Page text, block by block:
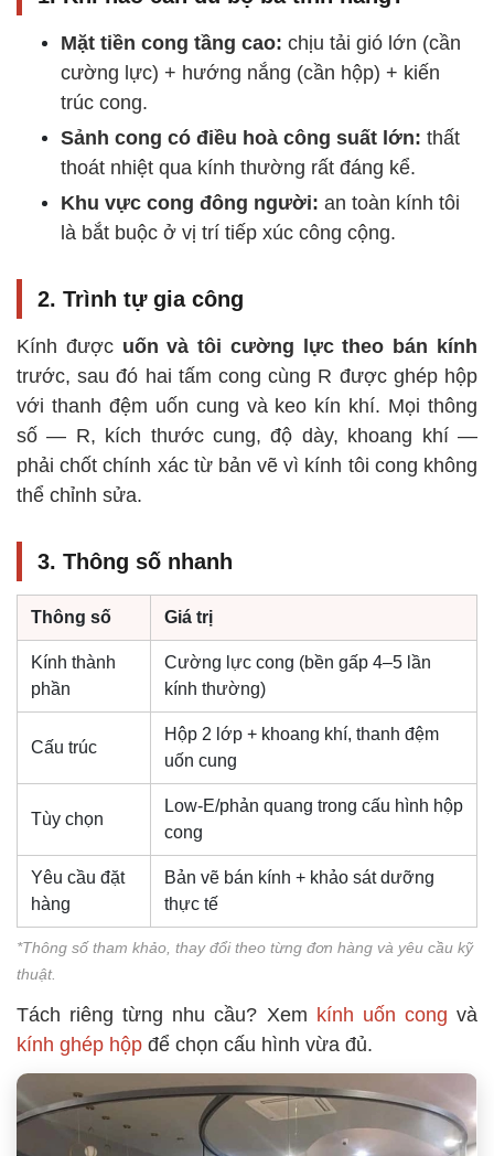
Mặt tiền cong tầng cao: chịu tải gió lớn (cần
cường lực) + hướng nắng (cần hộp) + kiến
trúc cong.
Sảnh cong có điều hoà công suất lớn: thất
thoát nhiệt qua kính thường rất đáng kể.
Khu vực cong đông người: an toàn kính tôi
là bắt buộc ở vị trí tiếp xúc công cộng.
2. Trình tự gia công
Kính được uốn và tôi cường lực theo bán kính
trước, sau đó hai tấm cong cùng R được ghép hộp
với thanh đệm uốn cung và keo kín khí. Mọi thông
số — R, kích thước cung, độ dày, khoang khí —
phải chốt chính xác từ bản vẽ vì kính tôi cong không
thể chỉnh sửa.
3. Thông số nhanh
Thông số Giá trị
Kính thành
phần
Cường lực cong (bền gấp 4–5 lần
kính thường)
Cấu trúc
Hộp 2 lớp + khoang khí, thanh đệm
uốn cung
Tùy chọn
Low-E/phản quang trong cấu hình hộp
cong
Yêu cầu đặt
hàng
Bản vẽ bán kính + khảo sát dưỡng
thực tế
*Thông số tham khảo, thay đổi theo từng đơn hàng và yêu cầu kỹ
thuật.
Tách riêng từng nhu cầu? Xem kính uốn cong và
kính ghép hộp để chọn cấu hình vừa đủ.